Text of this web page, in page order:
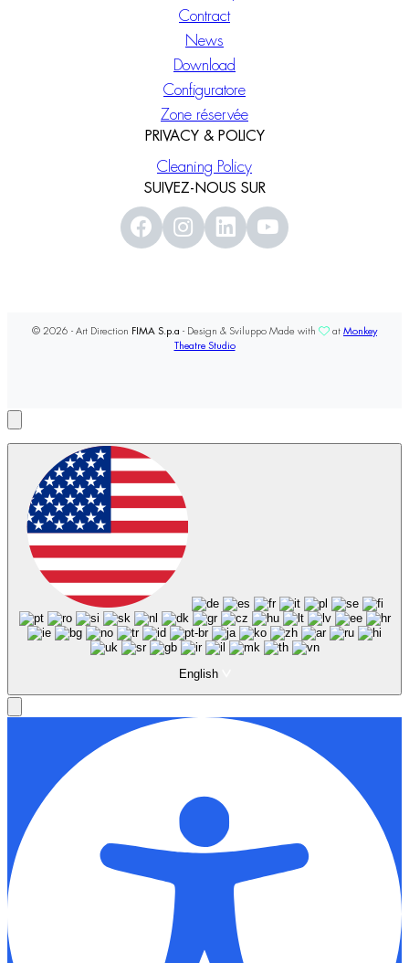
Contract
News
Download
Configuratore
Zone réservée
PRIVACY & POLICY
Cleaning Policy
SUIVEZ-NOUS SUR
© 2026 - Art Direction FIMA S.p.a - Design & Sviluppo Made with at Monkey
Theatre Studio
English